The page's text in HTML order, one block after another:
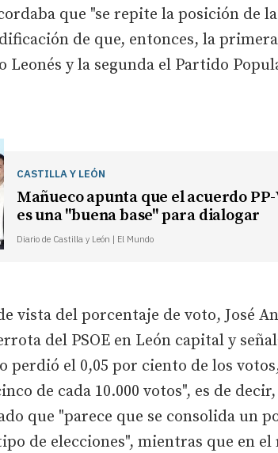
que "se repite la posición de
de que, entonces, la
Leonés y la segunda el Partido
CASTILLA Y LEÓN
Mañueco apunta que el acuerdo PP-
es una "buena base" para dialogar
Diario de Castilla y León | El Mundo
vista del porcentaje de voto, José
del PSOE en León capital y
perdió el 0,05 por ciento de los
de cada 10.000 votos", es de
que "parece que se consolida un
de elecciones", mientras que en el